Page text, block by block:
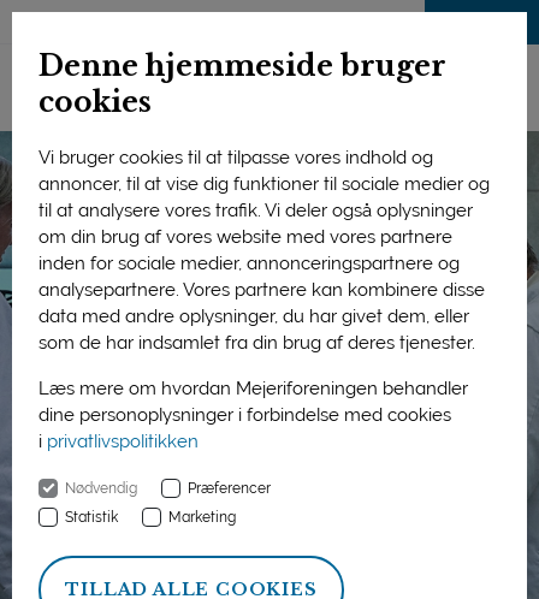
Denne hjemmeside bruger
cookies
Vi bruger cookies til at tilpasse vores indhold og
annoncer, til at vise dig funktioner til sociale medier og
til at analysere vores trafik. Vi deler også oplysninger
om din brug af vores website med vores partnere
inden for sociale medier, annonceringspartnere og
analysepartnere. Vores partnere kan kombinere disse
data med andre oplysninger, du har givet dem, eller
som de har indsamlet fra din brug af deres tjenester.
Læs mere om hvordan Mejeriforeningen behandler
dine personoplysninger i forbindelse med cookies
i privatlivspolitikken
Nødvendig
Præferencer
Statistik
Marketing
TILLAD ALLE COOKIES